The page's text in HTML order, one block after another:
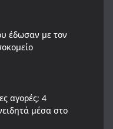
έδωσαν με τον
αγορές; 4
μέσα στο